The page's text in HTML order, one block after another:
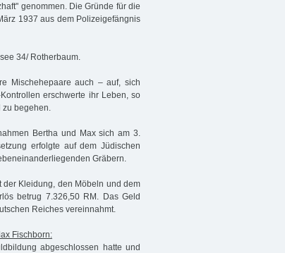
genommen. Die Gründe für die
1937 aus dem Polizeigefängnis
34/ Rotherbaum.
Mischehepaare auch – auf, sich
erschwerte ihr Leben, so
begehen.
Bertha und Max sich am 3.
erfolgte auf dem Jüdischen
Gräbern.
der Kleidung, den Möbeln und dem
betrug 7.326,50 RM. Das Geld
Reiches vereinnahmt.
Fischborn:
abgeschlossen hatte und